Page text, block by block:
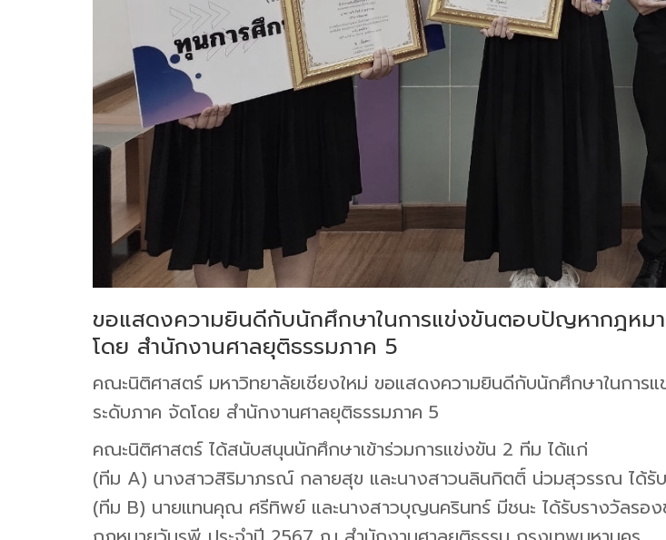
ขอแสดงความยินดีกับนักศึกษาในการแข่งขันตอบปัญหากฎหม
โดย สำนักงานศาลยุติธรรมภาค 5
คณะนิติศาสตร์ มหาวิทยาลัยเชียงใหม่ ขอแสดงความยินดีกับนักศึกษาในกา
ระดับภาค จัดโดย สำนักงานศาลยุติธรรมภาค 5
คณะนิติศาสตร์ ได้สนับสนุนนักศึกษาเข้าร่วมการแข่งขัน 2 ทีม ได้แก่
(ทีม A) นางสาวสิริมาภรณ์ กลายสุข และนางสาวนลินกิตติ์ น่วมสุวรรณ ได้รั
(ทีม B) นายแทนคุณ ศรีทิพย์ และนางสาวบุญนครินทร์ มีชนะ ได้รับรางวัลรอง